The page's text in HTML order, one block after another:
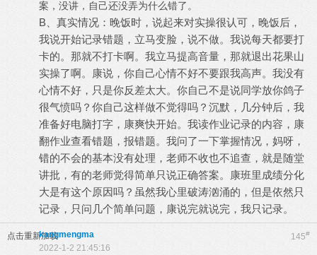
案，没讲，自己还没弄为什么错了。
B、真实情况：晚饭时，说起来对实操很认可，晚饭后，
我说开始记录错题，立马变脸，说不做。我说每天都要打
卡的。那就不打卡啊。我立马提高音量，那就退出花果山
实操了啊。康说，你自己心情不好不要跟我高声。我没有
心情不好，只是你反差太大。你自己不是说同学放你鸽子
很气愤吗？你自己这样做不觉得吗？沉默，几分钟后，我
准备好电脑打字，康爽快开始。我读作业记录的内容，康
翻作业查看错题，报错题。我问了一下掌握情况，妈呀，
错的不会的基本没有处理，老师不收也不追查，就是随堂
讲批，有的老师觉得简单只说正确答案。康班里成绩分化
大是有这个原因吗？虽然我心里破涛汹涌的，但是依然只
记录，只问几个简单问题，康说完就说完，我只记录。
点击重新加载 145#
kangmengma
2022-1-2 21:45:16